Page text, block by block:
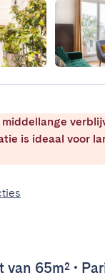
is ideaal voor
van 65m² •